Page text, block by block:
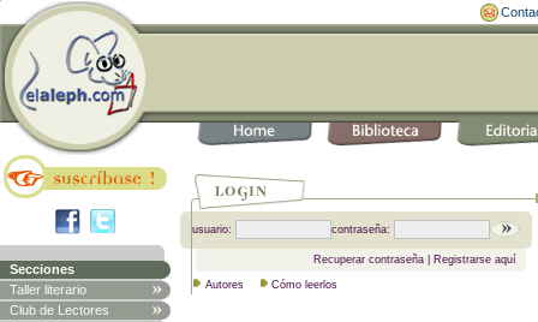
Secciones
Taller literario
Club de Lectores
usuario: contraseña:
Recuperar contraseña Registrarse aquí
Autores Cómo leerlos